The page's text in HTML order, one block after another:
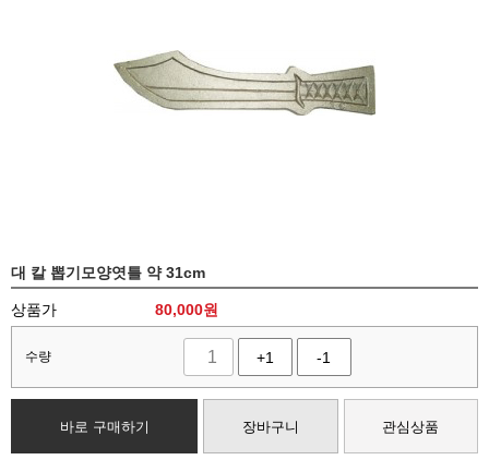
대 칼 뽑기모양엿틀 약 31cm
상품가 80,000원
수량 +1 -1
바로 구매하기 장바구니 관심상품